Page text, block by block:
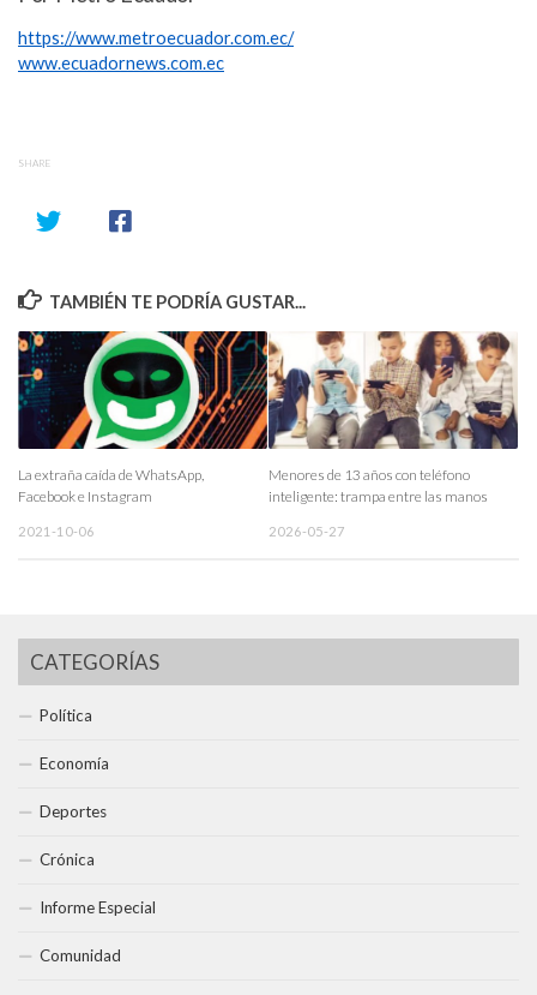
https://www.metroecuador.com.ec/
www.ecuadornews.com.ec
SHARE
TAMBIÉN TE PODRÍA GUSTAR...
La extraña caída de WhatsApp,
Facebook e Instagram
2021-10-06
Menores de 13 años con teléfono
inteligente: trampa entre las manos
2026-05-27
CATEGORÍAS
Política
Economía
Deportes
Crónica
Informe Especial
Comunidad